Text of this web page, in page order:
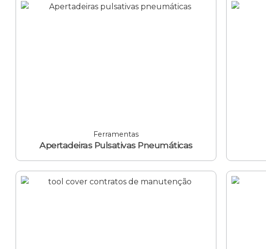
Ferramentas
Apertadeiras Pulsativas Pneumáticas